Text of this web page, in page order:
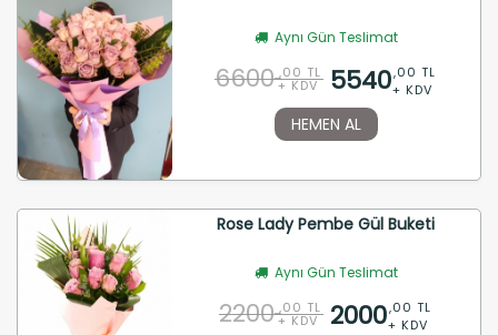
Aynı Gün Teslimat
6600 ,00 TL
+ KDV 5540,00 TL
+ KDV
HEMEN AL
Rose Lady Pembe Gül Buketi
Aynı Gün Teslimat
2200 ,00 TL
+ KDV 2000,00 TL
+ KDV